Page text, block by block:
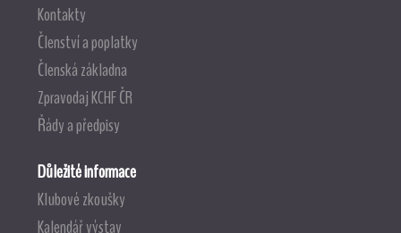
Kontakty
Členství a poplatky
Členská základna
Zpravodaj KCHF ČR
Řády a předpisy
Důležité informace
Klubové zkoušky
Kalendář výstav